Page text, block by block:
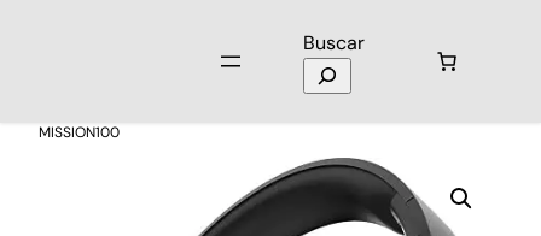
Buscar
MISSION100